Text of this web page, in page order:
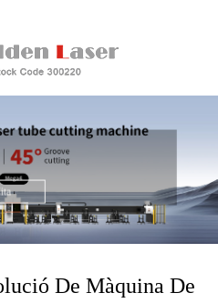
Eficiència de tall làser
la indústria metal·lúrgica.
De Màquina De